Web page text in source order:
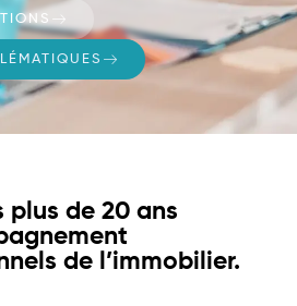
plus de 20 ans
de l’immobilier.